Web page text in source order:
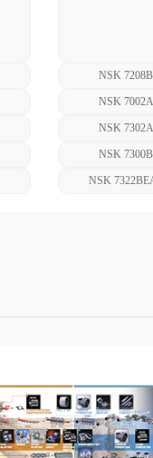
NSK
NSK
NSK
NSK
NSK